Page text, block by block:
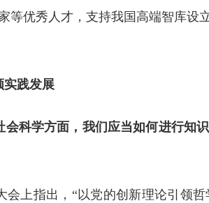
等优秀人才，支持我国高端智库
实践发展
科学方面，我们应当如何进行知
会上指出，“以党的创新理论引领